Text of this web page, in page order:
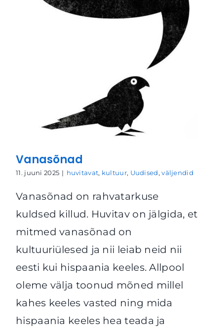
Vanasõnad
11. juuni 2025 | huvitavat, kultuur, Uudised,väljendid
Vanasõnad on rahvatarkuse
kuldsed killud. Huvitav on jälgida, et
mitmed vanasõnad on
kultuuriülesed ja nii leiab neid nii
eesti kui hispaania keeles. Allpool
oleme välja toonud mõned millel
kahes keeles vasted ning mida
hispaania keeles hea teada ja